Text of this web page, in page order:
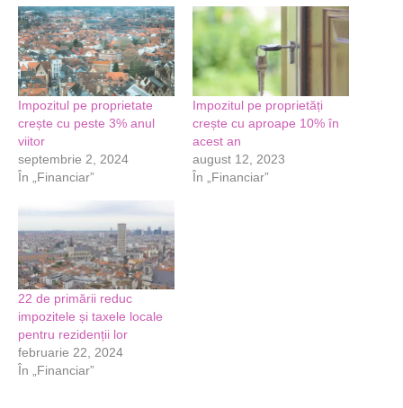
Impozitul pe proprietate
crește cu peste 3% anul
viitor
septembrie 2, 2024
În „Financiar”
Impozitul pe proprietăți
crește cu aproape 10% în
acest an
august 12, 2023
În „Financiar”
22 de primării reduc
impozitele și taxele locale
pentru rezidenții lor
februarie 22, 2024
În „Financiar”